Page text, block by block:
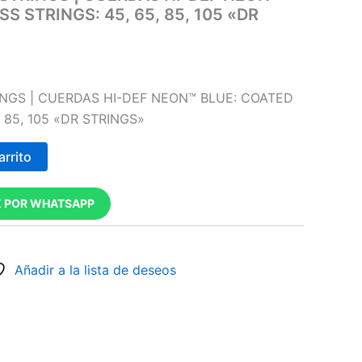
STRINGS: 45, 65, 85, 105 «DR
| CUERDAS HI-DEF NEON™ BLUE: COATED
105 «DR STRINGS»
WHATSAPP
Añadir a la lista de deseos